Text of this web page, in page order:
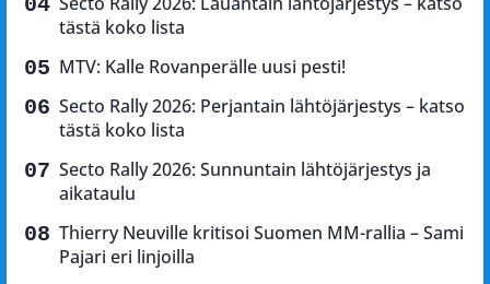
tästä koko lista
MTV: Kalle Rovanperälle uusi pesti!
Secto Rally 2026: Perjantain lähtöjärjestys – katso
tästä koko lista
Secto Rally 2026: Sunnuntain lähtöjärjestys ja
aikataulu
Thierry Neuville kritisoi Suomen MM-rallia – Sami
Pajari eri linjoilla